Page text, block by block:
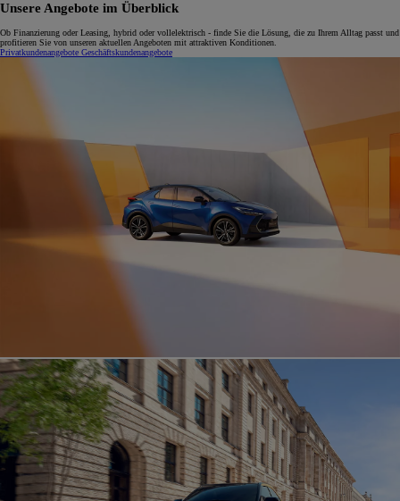
Unsere Angebote im Überblick
Ob Finanzierung oder Leasing, hybrid oder vollelektrisch - finde Sie die Lösung, die zu Ihrem Alltag passt und
profitieren Sie von unseren aktuellen Angeboten mit attraktiven Konditionen.
Privatkundenangebote Geschäftskundenangebote